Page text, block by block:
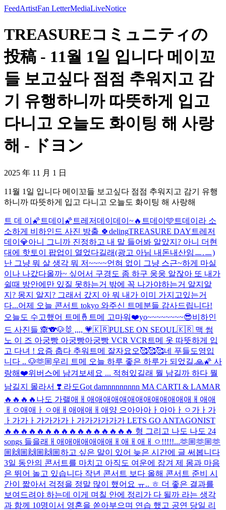
FeedArtistFan LetterMediaLiveNotice
TREASUREコミュニティの
投稿 - 11월 1일 입니다 메이꼬
들 보고싶다 점점 추워지고 감
기 유행하니까 따뜻하게 입고
다니고 오늘도 화이팅 해 사랑
해 - ドヨン
2025 年 11 月 1 日
11월 1일 입니다 메이꼬들 보고싶다 점점 추워지고 감기 유행
하니까 따뜻하게 입고 다니고 오늘도 화이팅 해 사랑해
트 데 이 🌠트데이🌠 트레저데이데이~🔥 트데이🩵 트데이라 소
소하게 비하인드 사진 방출 🍀delingTREASURE DAY 트레저
데이💎아니 그니까 진정하고 내 말 들어봐 알았지? 아니 더현
대에 핫토이 팝업이 열었다길래(광고 아님 내돈내산임ㅡ.ㅡ)
난 그냥 뭐 살 생각 뭐 저~~~~언혀 없이 그냥 스근~하게 마실
이나 나갔다올까~ 싶어서 구경도 좀 하구 웅웅 알잖아 또 내가
쉴때 방안에만 있질 못하는거 밖에 꼭 나가야하는거 알지알
지? 몽지 알지? 그래서 갔지 아 뭐 내가 이미 가지고있는거
다...어제 오늘 콘서트 tokyo 와주신 트메분들 감사드립니다!
오늘도 수고했어 트메🤞 트메 고마워❤️yo~~~~~~~~😎비하인
드 사진들 🙈🐨🐶🐰 ,,,, 💗🇰🇷PULSE ON SEOUL🇰🇷 맥 썸
노 이 즈 아궁빵 아궁빵아궁빵 VCR VCR 트메 옷 따뜻하게 입
고 다녀 ! 요즘 춥다 추워 트메 잘자요오🥰🥰🥰네 푸들도영입
니다 .. 🐶🫶🏼우리 트메 오늘 하루 좋은 하루가 되었길.🙏🌠 사
랑해❤️위버스에 남겨보세요 ... 적혀있길래 뭘 남길까 하다 뭘
남길지 몰라서 ❣️ 라도Got damnnnnnnnn MA CARTI & LAMAR
🔥🔥🔥🔥나도 가랠애ㅐ애애애애애애애애애애애애애ㅐ애애
ㅐㅇ애애ㅏㅇ애ㅐ애애애ㅐ애양 으아아아ㅏ아아ㅏㅇ가ㅏ가
ㅏ가가ㅏ가가가가ㅏ가가가가가가 LETS GO ANTAGONIST
🔥🔥🔥🔥🔥🔥🔥🔥🔥🔥🔥🔥🔥🔥🔥🔥 형 그리고 나도 나도 24
songs 들을래ㅐ애애애애애애애ㅐ애ㅐ애ㅐㅇ!!!!!...🫶🏼🫶🏼🫶
🏼🙌🏼🙌🏼🙌🏼하고 싶은 말이 있어 늦은 시간에 글 써봅니다
3일 동안의 콘서트를 마치고 아직도 여운에 잠겨 제 몸과 마음
은 뛰어 놀고 있습니다 작년 콘서트 보다 올해 콘서트 준비 시
간이 짧아서 걱정을 정말 많이 했어요 ㅠ.. ㅎ 더 좋은 결과를
보여드려야 하는데 이게 며칠 안에 정리가 다 될까 라는 생각
과 함께 10명이서 영혼을 쏟아부으며 연습 했고 공연 당일 리